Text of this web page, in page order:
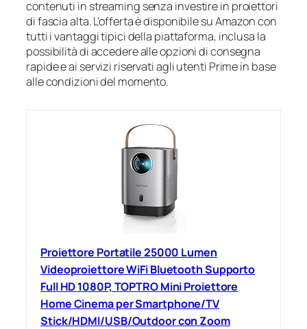
contenuti in streaming senza investire in proiettori
di fascia alta. L’offerta è disponibile su Amazon con
tutti i vantaggi tipici della piattaforma, inclusa la
possibilità di accedere alle opzioni di consegna
rapide e ai servizi riservati agli utenti Prime in base
alle condizioni del momento.
Proiettore Portatile 25000 Lumen
Videoproiettore WiFi Bluetooth Supporto
Full HD 1080P, TOPTRO Mini Proiettore
Home Cinema per Smartphone/TV
Stick/HDMI/USB/Outdoor con Zoom